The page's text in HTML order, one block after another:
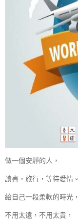
做一個安靜的人，
讀書，旅行，等待愛情。
給自己一段柔軟的時光，
不用太遠，不用太貴，